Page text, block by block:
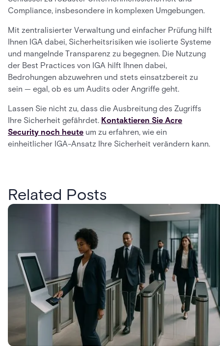
Compliance, insbesondere in komplexen Umgebungen.
Mit zentralisierter Verwaltung und einfacher Prüfung hilft
Ihnen IGA dabei, Sicherheitsrisiken wie isolierte Systeme
und mangelnde Transparenz zu begegnen. Die Nutzung
der Best Practices von IGA hilft Ihnen dabei,
Bedrohungen abzuwehren und stets einsatzbereit zu
sein — egal, ob es um Audits oder Angriffe geht.
Lassen Sie nicht zu, dass die Ausbreitung des Zugriffs
Ihre Sicherheit gefährdet. Kontaktieren Sie Acre
Security noch heute um zu erfahren, wie ein
einheitlicher IGA-Ansatz Ihre Sicherheit verändern kann.
Related Posts